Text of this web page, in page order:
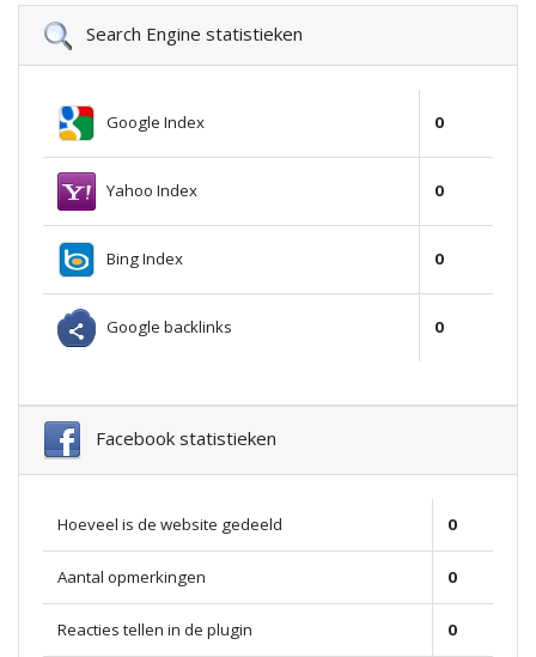
Search Engine statistieken
Google Index 0
Yahoo Index 0
Bing Index 0
Google backlinks 0
Facebook statistieken
Hoeveel is de website gedeeld 0
Aantal opmerkingen 0
Reacties tellen in de plugin 0